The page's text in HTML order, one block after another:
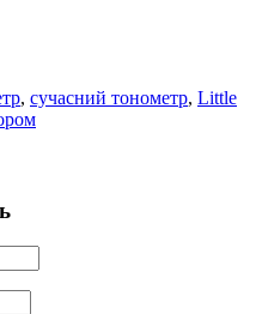
, сучасний тонометр, Little